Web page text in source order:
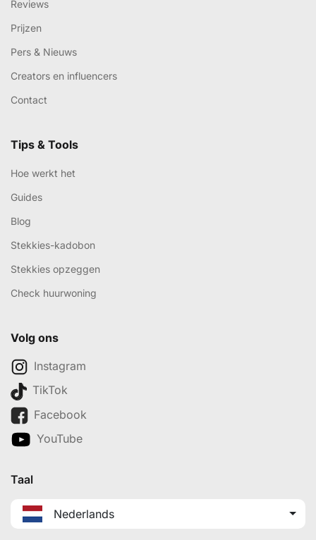
Reviews
Prijzen
Pers & Nieuws
Creators en influencers
Contact
Tips & Tools
Hoe werkt het
Guides
Blog
Stekkies-kadobon
Stekkies opzeggen
Check huurwoning
Volg ons
Instagram
TikTok
Facebook
YouTube
Taal
Nederlands